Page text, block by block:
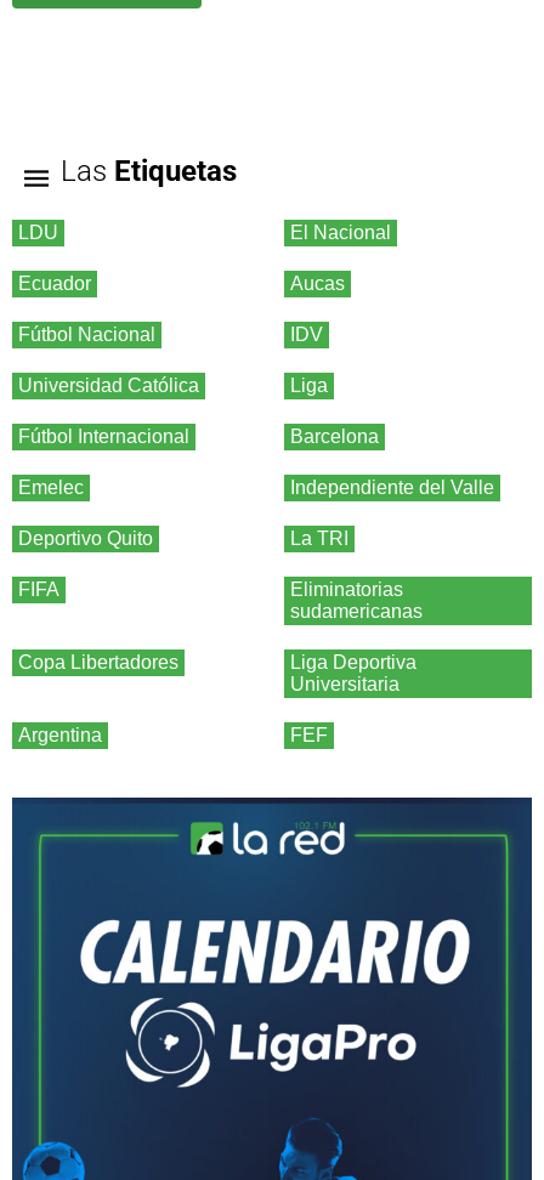
Las Etiquetas
LDU El Nacional
Ecuador Aucas
Fútbol Nacional IDV
Universidad Católica Liga
Fútbol Internacional Barcelona
Emelec Independiente del Valle
Deportivo Quito La TRI
FIFA
Eliminatorias
sudamericanas
Copa Libertadores
Liga Deportiva
Universitaria
Argentina FEF